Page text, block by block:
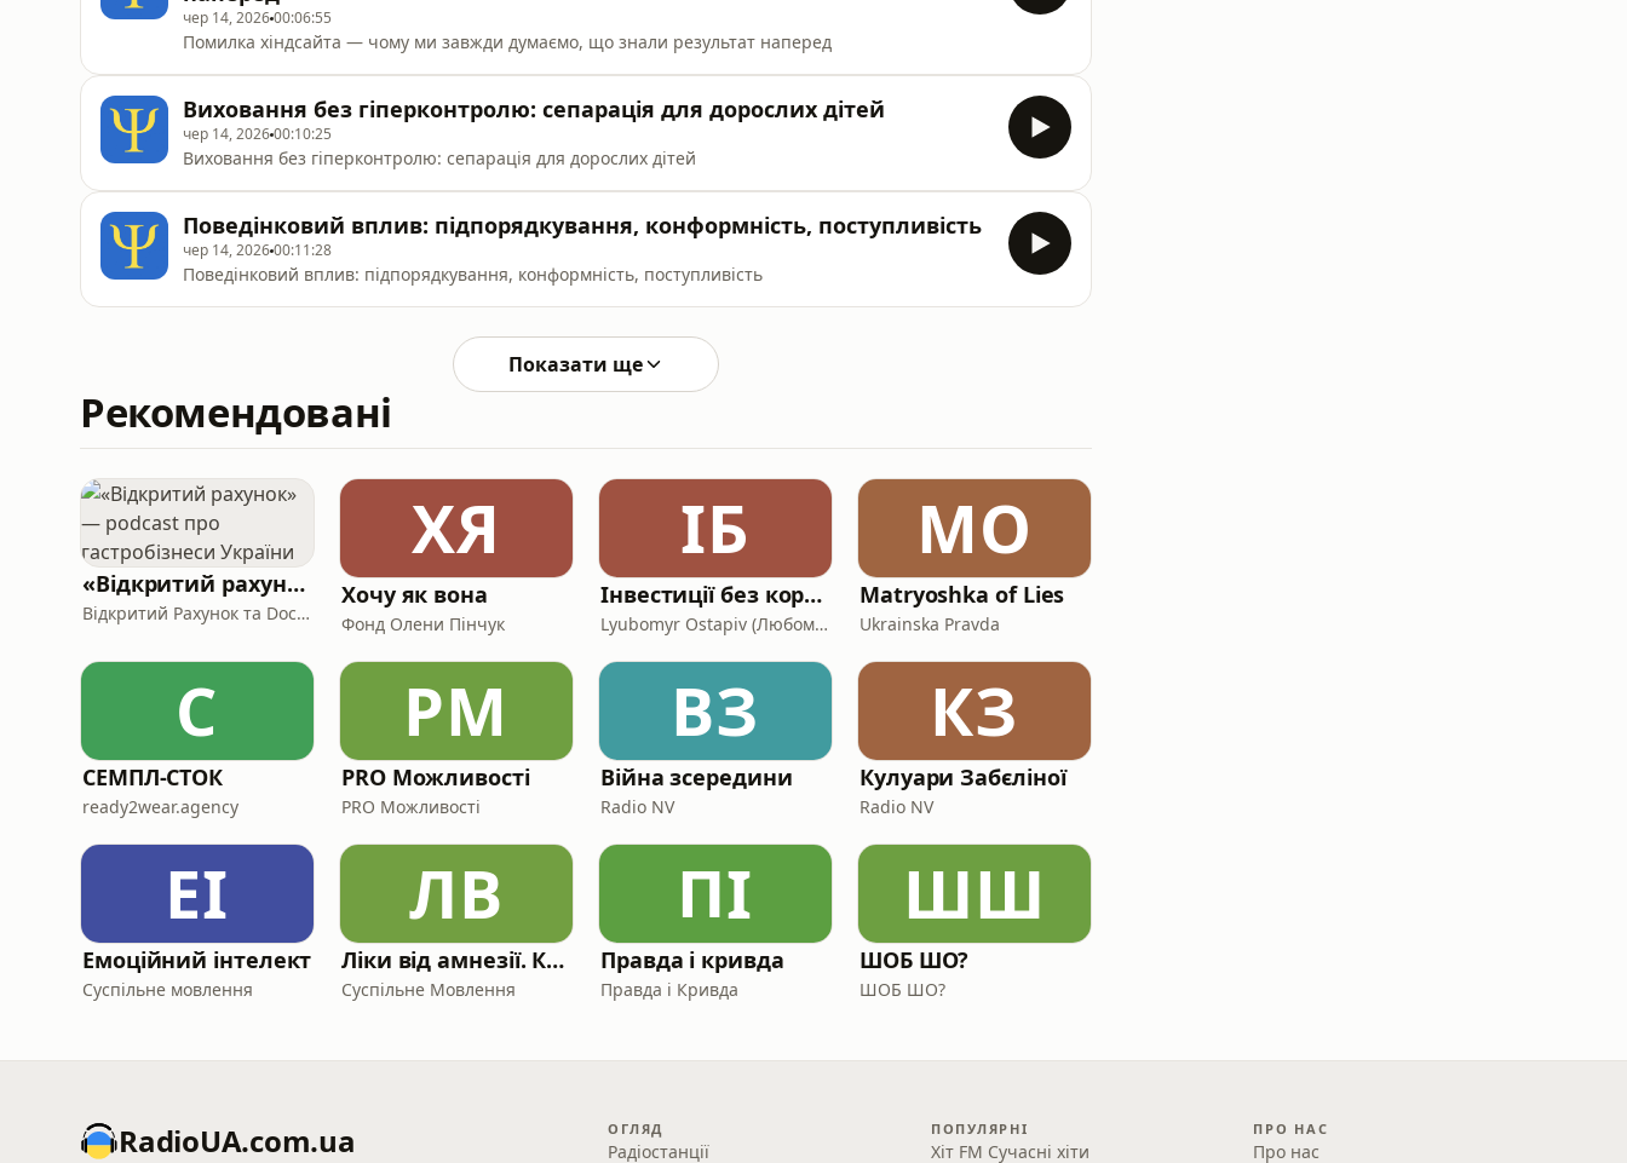
чер 14, 202600:06:55
Помилка хіндсайта — чому ми завжди думаємо, що знали результат наперед
Виховання без гіперконтролю: сепарація для дорослих дітей
чер 14, 202600:10:25
Виховання без гіперконтролю: сепарація для дорослих дітей
Поведінковий вплив: підпорядкування, конформність, поступливість
чер 14, 202600:11:28
Поведінковий вплив: підпорядкування, конформність, поступливість
Показати ще
Рекомендовані
«Відкритий рахунок» — podcast про гастробізнеси України
Відкритий Рахунок та Docx.ua
ХЯ
Хочу як вона
Фонд Олени Пінчук
ІБ
Інвестиції без кордонів в Європі
Lyubomyr Ostapiv (Любомир Остапів)
MO
Matryoshka of Lies
Ukrainska Pravda
С
СЕМПЛ-СТОК
ready2wear.agency
PМ
PRO Можливості
PRO Можливості
ВЗ
Війна зсередини
Radio NV
КЗ
Кулуари Забєліної
Radio NV
ЕІ
Емоційний інтелект
Суспільне мовлення
ЛВ
Ліки від амнезії. Культура безсмертя: памʼять у часі війни
Суспільне Мовлення
ПІ
Правда і кривда
Правда і Кривда
ШШ
ШОБ ШО?
ШОБ ШО?
RadioUA.com.ua ОГЛЯД
Радіостанції
ПОПУЛЯРНІ
Хіт FM Сучасні хіти
ПРО НАС
Про нас